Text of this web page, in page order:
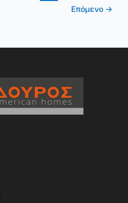
Επόμενο →